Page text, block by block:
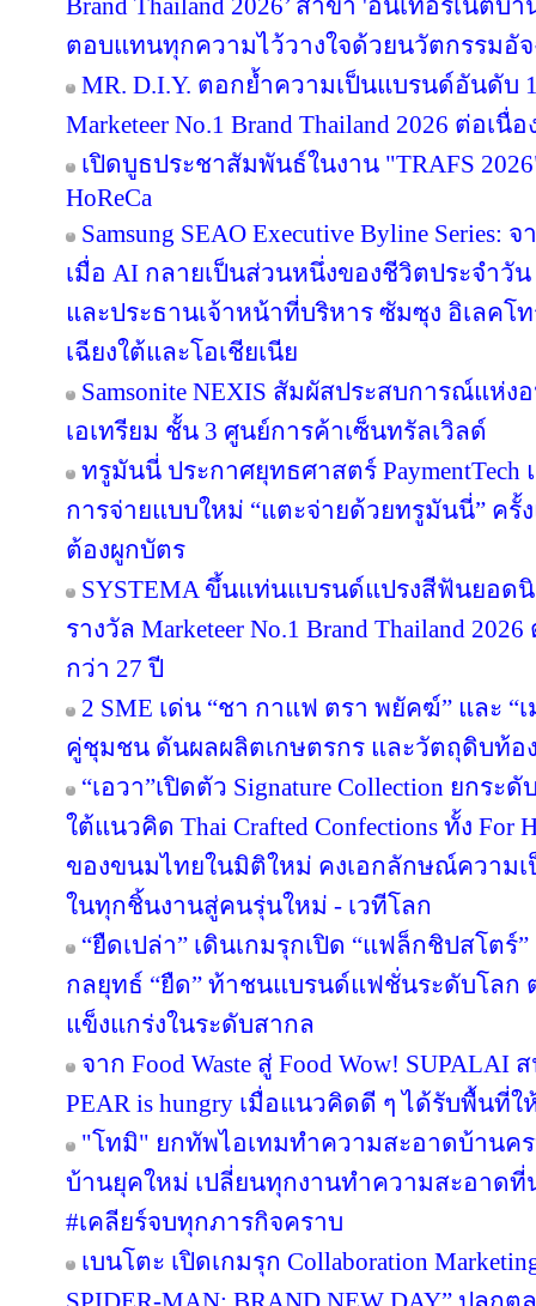
แกร่งพอร์ต ‘Only at TOPS’ ด้วยสินค้านำ
ใหม่ทั่วโลก
BEARHOUSE ตอกย้ำ “ตัวจริงของตลาด
รับเทรนด์ “Reward drink” ความสุขเล็กๆ ป
ได้ 800 ล้านบาท
‘เอส แอนด์ พี’ คว้า 2 รางวัล “Marketeer
ตอกย้ำแบรนด์อันดับหนึ่งในใจผู้บริโภค เดิ
เบเกอรี่ ของไทยกว่า 53 ปี สู่การเติบโตอย่าง
LINE STICKERS ชวน BEUS เติมสีสันทุก
AS ONE’ ก่อนนับถอยหลังสู่คอนเสิร์ตใหญ่
มากกว่าเน็ตบ้าน แต่คือการดูแลชีวิต! ทรู
Brand Thailand 2026’ สาขา 'อินเทอร์เน็ต
ตอบแทนทุกความไว้วางใจด้วยนวัตกรรมอั
MR. D.I.Y. ตอกย้ำความเป็นแบรนด์อันดับ
Marketeer No.1 Brand Thailand 2026 ต่อเนื่
HoReCa
Samsung SEAO Executive Byline
เมื่อ AI กลายเป็นส่วนหนึ่งของชีวิตประจำวั
และประธานเจ้าหน้าที่บริหาร ซัมซุง อิเลคโ
เฉียงใต้และโอเชียเนีย
Samsonite NEXIS สัมผัสประสบการณ์แห่
เอเทรียม ชั้น 3 ศูนย์การค้าเซ็นทรัลเวิลด์
ทรูมันนี่ ประกาศยุทธศาสตร์
การจ่ายแบบใหม่ “แตะจ่ายด้วยทรูมันนี่” ครั้
ต้องผูกบัตร
SYSTEMA ขึ้นแท่นแบรนด์แปรงสีฟันยอด
รางวัล Marketeer No.1 Brand Thailand
กว่า 27 ปี
2 SME เด่น “ชา กาแฟ ตรา พยัคฆ์” และ
คู่ชุมชน ดันผลผลิตเกษตรกร และวัตถุดิบท้อ
“เอวา”เปิดตัว Signature Collection ยกร
ใต้แนวคิด Thai Crafted Confections ทั้ง For